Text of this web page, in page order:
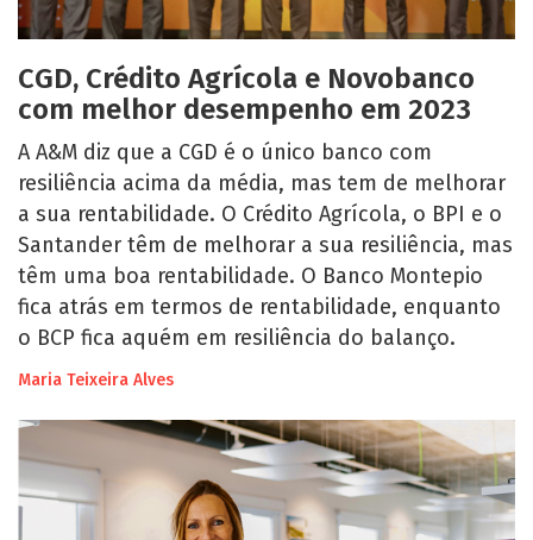
CGD, Crédito Agrícola e Novobanco
com melhor desempenho em 2023
A A&M diz que a CGD é o único banco com
resiliência acima da média, mas tem de melhorar
a sua rentabilidade. O Crédito Agrícola, o BPI e o
Santander têm de melhorar a sua resiliência, mas
têm uma boa rentabilidade. O Banco Montepio
fica atrás em termos de rentabilidade, enquanto
o BCP fica aquém em resiliência do balanço.
Maria Teixeira Alves